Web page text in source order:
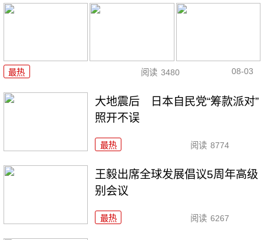
最热 阅读 3480 08-03
大地震后 日本自民党“筹款派对”
照开不误
最热 阅读 8774
王毅出席全球发展倡议5周年高级
别会议
最热 阅读 6267